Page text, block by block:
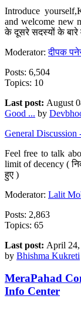
Introduce
and welcome new
के दूसरे सदस्यों के बारे
Moderator:दीपक
Posts: 6,504
Topics: 10
Last post: August
Good ... by
General Discussion -
Feel free to talk
limit of decency (
हुए )
Moderator: Lalit
Posts: 2,863
Topics: 65
Last post: April
by Bhishma Kukreti
MeraPahad
Info Center